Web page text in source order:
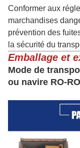
Conformer aux
marchandises
prévention des
la sécurité du
Emballage et
Mode de
ou navire RO-RO